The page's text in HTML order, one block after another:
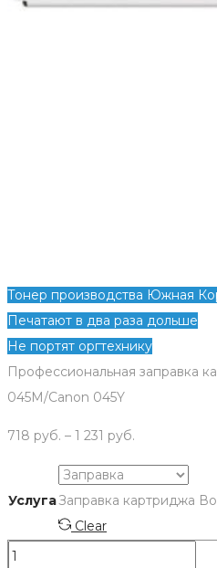
Тонер производства Южная
Печатают в два раза дольше
Не портят оргтехнику
Профессиональная заправка
045M/Canon 045Y
718 руб. – 1 231 руб.
УслугаЗаправка картриджа
Clear
Количество